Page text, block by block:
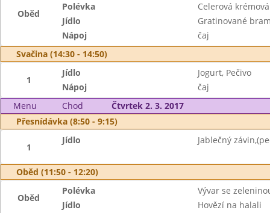
Oběd
Polévka
Celerová krémová
Jídlo
Gratinované
Nápoj
čaj
Svačina (14:30 - 14:50)
1
Jídlo
Jogurt, Pečivo
Nápoj
čaj
Menu
Chod
Čtvrtek 2. 3. 2017
Přesnídávka (8:50 - 9:15)
1
Jídlo Jablečný
Oběd (11:50 - 12:20)
Oběd
Polévka
Vývar se
Jídlo
Hovězí na halali